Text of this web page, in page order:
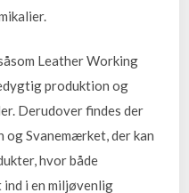
Leather Working
produktion og
Derudover findes der
og Svanemærket, der kan
hvor både
i en miljøvenlig